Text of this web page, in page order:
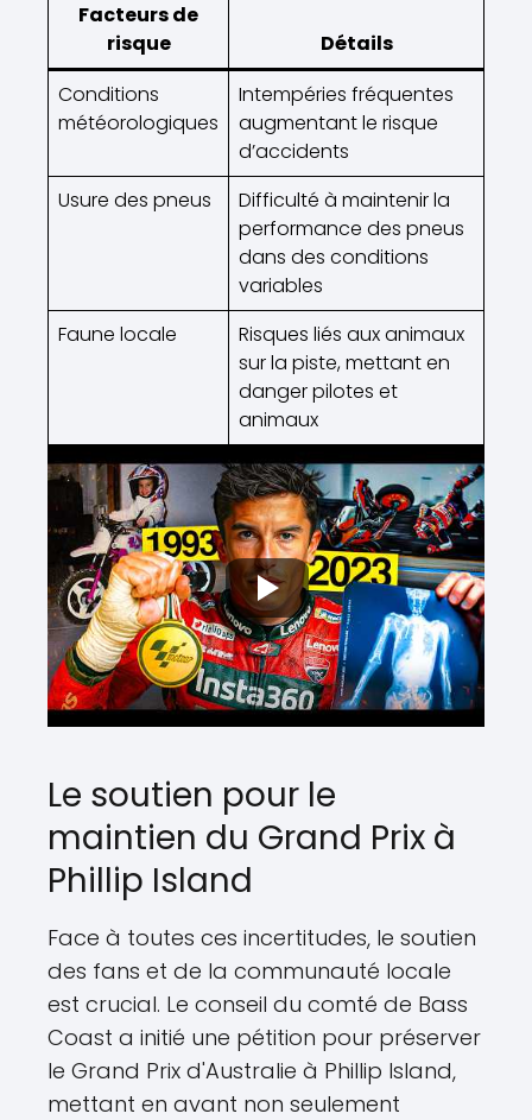
Facteurs de
risque
Détails
Conditions
météorologiques
Intempéries fréquentes
augmentant le risque
d’accidents
Usure des pneus
Difficulté à maintenir la
performance des pneus
dans des conditions
variables
Faune locale
Risques liés aux animaux
sur la piste, mettant en
danger pilotes et
animaux
Le soutien pour le
maintien du Grand Prix à
Phillip Island
Face à toutes ces incertitudes, le soutien
des fans et de la communauté locale
est crucial. Le conseil du comté de Bass
Coast a initié une pétition pour préserver
le Grand Prix d'Australie à Phillip Island,
mettant en avant non seulement